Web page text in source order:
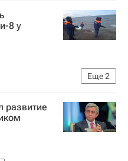
8 у
Еще2
- 2017
развитие